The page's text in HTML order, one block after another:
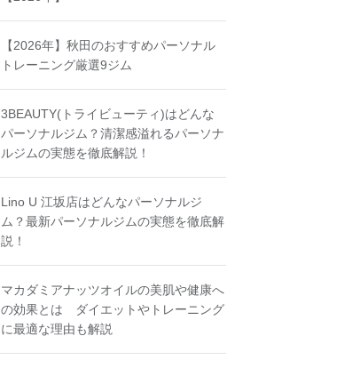
【2026年】秋田のおすすめパーソナル
トレーニング厳選9ジム
3BEAUTY(トライビューティ)はどんな
パーソナルジム？清潔感溢れるパーソナ
ルジムの実態を徹底解説！
Lino U 江坂店はどんなパーソナルジ
ム？最新パーソナルジムの実態を徹底解
説！
マカダミアナッツオイルの美肌や健康へ
の効果とは ダイエットやトレーニング
に最適な理由も解説